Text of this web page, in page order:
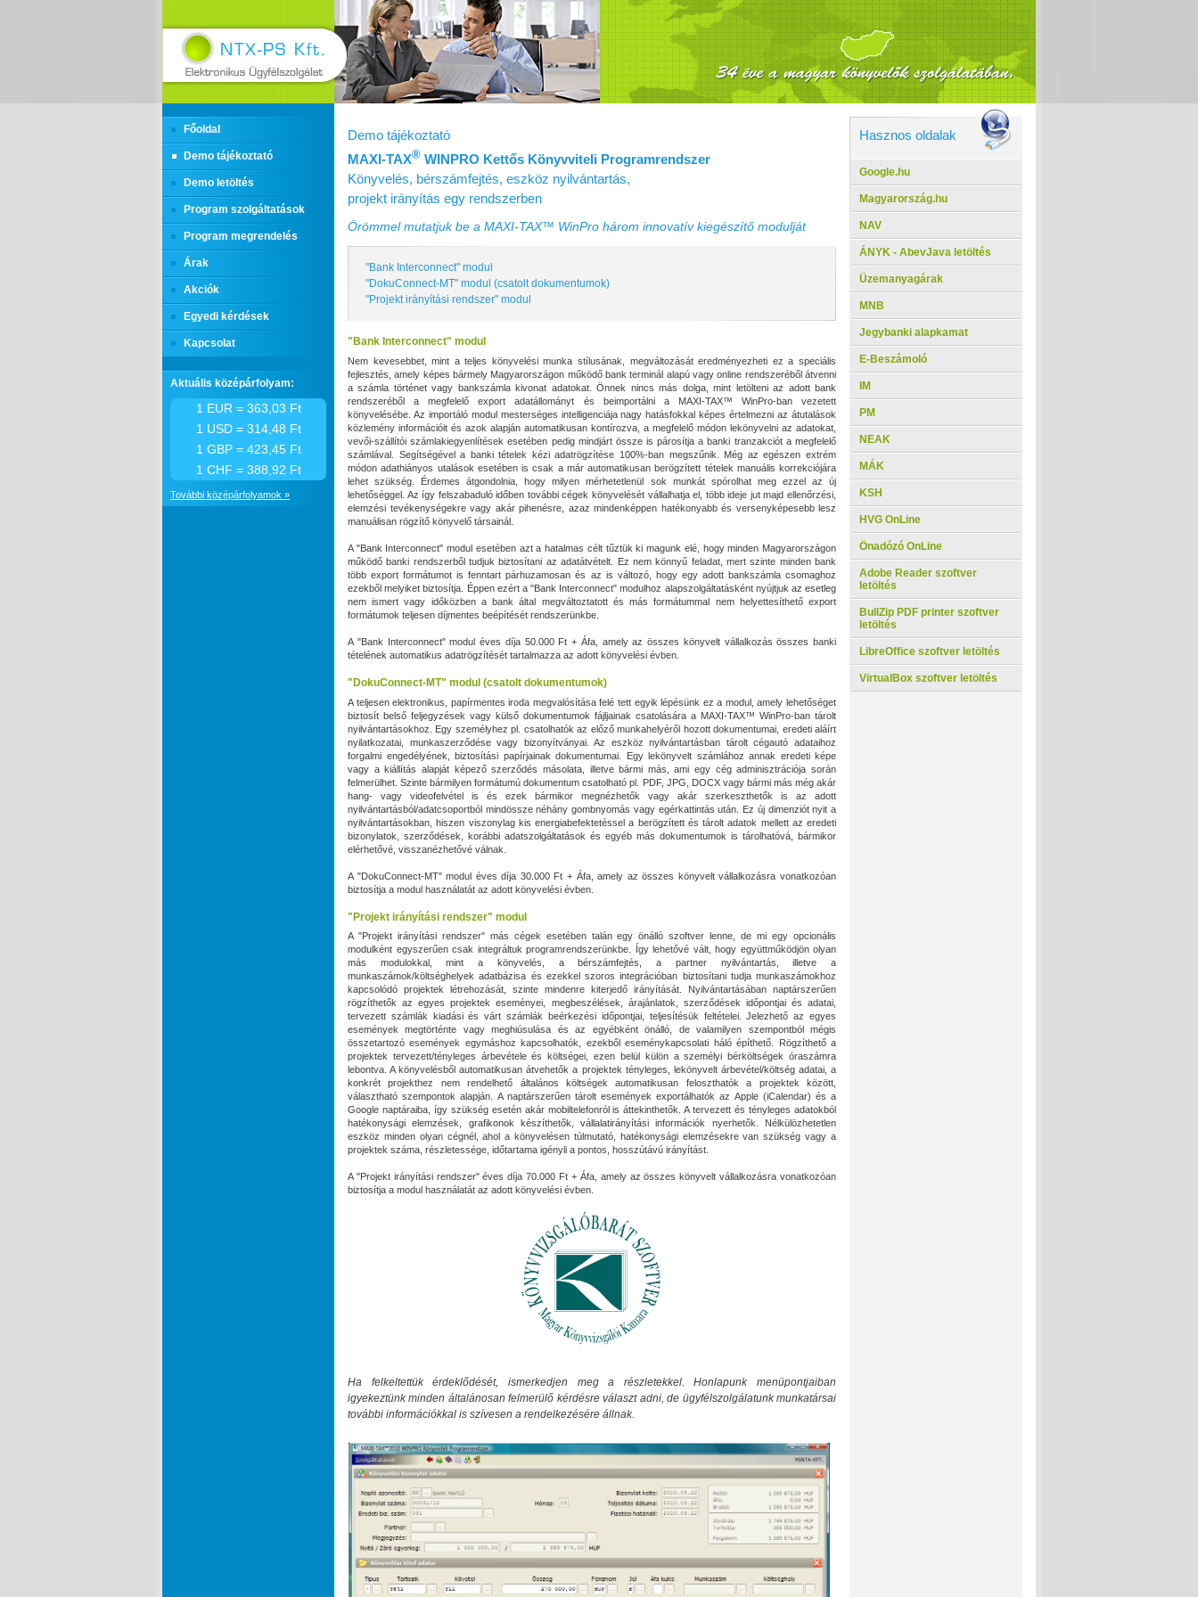
Főoldal
Demo tájékoztató
Demo letöltés
Program szolgáltatások
Program megrendelés
Árak
Akciók
Egyedi kérdések
Kapcsolat
Demo tájékoztató
MAXI‑TAX® WINPRO Kettős Könyvviteli Programrendszer
Könyvelés, bérszámfejtés, eszköz nyilvántartás,
projekt irányítás egy rendszerben
Örömmel mutatjuk be a MAXI‑TAX™ WinPro három innovatív kiegészítő modulját
"Bank Interconnect" modul
"DokuConnect-MT" modul (csatolt dokumentumok)
"Projekt irányítási rendszer" modul
"Bank Interconnect" modul
Nem kevesebbet, mint a teljes könyvelési munka stílusának, megváltozását eredményezheti ez a speciális
fejlesztés, amely képes bármely Magyarországon működő bank terminál alapú vagy online rendszeréből átvenni
a számla történet vagy bankszámla kivonat adatokat. Önnek nincs más dolga, mint letölteni az adott bank
rendszeréből a megfelelő export adatállományt és beimportálni a MAXI‑TAX™ WinPro-ban vezetett
könyvelésébe. Az importáló modul mesterséges intelligenciája nagy hatásfokkal képes értelmezni az átutalások
közlemény információit és azok alapján automatikusan kontírozva, a megfelelő módon lekönyvelni az adatokat,
vevői-szállítói számlakiegyenlítések esetében pedig mindjárt össze is párosítja a banki tranzakciót a megfelelő
számlával. Segítségével a banki tételek kézi adatrögzítése 100%-ban megszűnik. Még az egészen extrém
módon adathiányos utalások esetében is csak a már automatikusan berögzített tételek manuális korrekciójára
lehet szükség. Érdemes átgondolnia, hogy milyen mérhetetlenül sok munkát spórolhat meg ezzel az új
lehetőséggel. Az így felszabaduló időben további cégek könyvelését vállalhatja el, több ideje jut majd ellenőrzési,
elemzési tevékenységekre vagy akár pihenésre, azaz mindenképpen hatékonyabb és versenyképesebb lesz
manuálisan rögzítő könyvelő társainál.
A "Bank Interconnect" modul esetében azt a hatalmas célt tűztük ki magunk elé, hogy minden Magyarországon
működő banki rendszerből tudjuk biztosítani az adatátvételt. Ez nem könnyű feladat, mert szinte minden bank
több export formátumot is fenntart párhuzamosan és az is változó, hogy egy adott bankszámla csomaghoz
ezekből melyiket biztosítja. Éppen ezért a "Bank Interconnect" modulhoz alapszolgáltatásként nyújtjuk az esetleg
nem ismert vagy időközben a bank által megváltoztatott és más formátummal nem helyettesíthető export
formátumok teljesen díjmentes beépítését rendszerünkbe.
A "Bank Interconnect" modul éves díja 50.000 Ft + Áfa, amely az összes könyvelt vállalkozás összes banki
tételének automatikus adatrögzítését tartalmazza az adott könyvelési évben.
"DokuConnect-MT" modul (csatolt dokumentumok)
A teljesen elektronikus, papírmentes iroda megvalósítása felé tett egyik lépésünk ez a modul, amely lehetőséget
biztosít belső feljegyzések vagy külső dokumentumok fájljainak csatolására a MAXI‑TAX™ WinPro-ban tárolt
nyilvántartásokhoz. Egy személyhez pl. csatolhatók az előző munkahelyéről hozott dokumentumai, eredeti aláírt
nyilatkozatai, munkaszerződése vagy bizonyítványai. Az eszköz nyilvántartásban tárolt cégautó adataihoz
forgalmi engedélyének, biztosítási papírjainak dokumentumai. Egy lekönyvelt számlához annak eredeti képe
vagy a kiállítás alapját képező szerződés másolata, illetve bármi más, ami egy cég adminisztrációja során
felmerülhet. Szinte bármilyen formátumú dokumentum csatolható pl. PDF, JPG, DOCX vagy bármi más még akár
hang- vagy videofelvétel is és ezek bármikor megnézhetők vagy akár szerkeszthetők is az adott
nyilvántartásból/adatcsoportból mindössze néhány gombnyomás vagy egérkattintás után. Ez új dimenziót nyit a
nyilvántartásokban, hiszen viszonylag kis energiabefektetéssel a berögzített és tárolt adatok mellett az eredeti
bizonylatok, szerződések, korábbi adatszolgáltatások és egyéb más dokumentumok is tárolhatóvá, bármikor
elérhetővé, visszanézhetővé válnak.
A "DokuConnect-MT" modul éves díja 30.000 Ft + Áfa, amely az összes könyvelt vállalkozásra vonatkozóan
biztosítja a modul használatát az adott könyvelési évben.
"Projekt irányítási rendszer" modul
A "Projekt irányítási rendszer" más cégek esetében talán egy önálló szoftver lenne, de mi egy opcionális
modulként egyszerűen csak integráltuk programrendszerünkbe. Így lehetővé vált, hogy együttműködjön olyan
más modulokkal, mint a könyvelés, a bérszámfejtés, a partner nyilvántartás, illetve a
munkaszámok/költséghelyek adatbázisa és ezekkel szoros integrációban biztosítani tudja munkaszámokhoz
kapcsolódó projektek létrehozását, szinte mindenre kiterjedő irányítását. Nyilvántartásában naptárszerűen
rögzíthetők az egyes projektek eseményei, megbeszélések, árajánlatok, szerződések időpontjai és adatai,
tervezett számlák kiadási és várt számlák beérkezési időpontjai, teljesítésük feltételei. Jelezhető az egyes
események megtörténte vagy meghiúsulása és az egyébként önálló, de valamilyen szempontból mégis
összetartozó események egymáshoz kapcsolhatók, ezekből eseménykapcsolati háló építhető. Rögzíthető a
projektek tervezett/tényleges árbevétele és költségei, ezen belül külön a személyi bérköltségek óraszámra
lebontva. A könyvelésből automatikusan átvehetők a projektek tényleges, lekönyvelt árbevétel/költség adatai, a
konkrét projekthez nem rendelhető általános költségek automatikusan feloszthatók a projektek között,
választható szempontok alapján. A naptárszerűen tárolt események exportálhatók az Apple (iCalendar) és a
Google naptáraiba, így szükség esetén akár mobiltelefonról is áttekinthetők. A tervezett és tényleges adatokból
hatékonysági elemzések, grafikonok készíthetők, vállalatirányítási információk nyerhetők. Nélkülözhetetlen
eszköz minden olyan cégnél, ahol a könyvelésen túlmutató, hatékonysági elemzésekre van szükség vagy a
projektek száma, részletessége, időtartama igényli a pontos, hosszútávú irányítást.
A "Projekt irányítási rendszer" éves díja 70.000 Ft + Áfa, amely az összes könyvelt vállalkozásra vonatkozóan
biztosítja a modul használatát az adott könyvelési évben.
Ha felkeltettük érdeklődését, ismerkedjen meg a részletekkel. Honlapunk menüpontjaiban
igyekeztünk minden általánosan felmerülő kérdésre választ adni, de ügyfélszolgálatunk munkatársai
további információkkal is szívesen a rendelkezésére állnak.
Hasznos oldalak
Google.hu
Magyarország.hu
NAV
ÁNYK - AbevJava letöltés
Üzemanyagárak
MNB
Jegybanki alapkamat
E-Beszámoló
IM
PM
NEAK
MÁK
KSH
HVG OnLine
Önadózó OnLine
Adobe Reader szoftver
letöltés
BullZip PDF printer szoftver
letöltés
LibreOffice szoftver letöltés
VirtualBox szoftver letöltés
Aktuális középárfolyam:
1 EUR = 363,03 Ft
1 USD = 314,48 Ft
1 GBP = 423,45 Ft
1 CHF = 388,92 Ft
További középárfolyamok »